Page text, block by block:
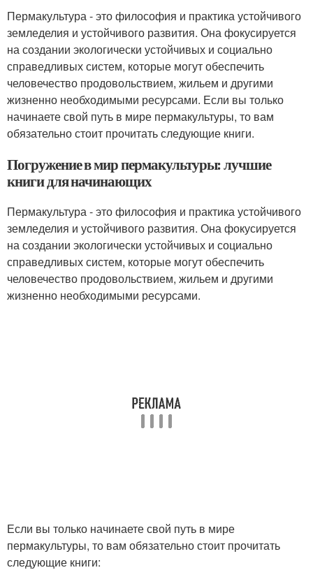
Пермакультура - это философия и практика устойчивого
земледелия и устойчивого развития. Она фокусируется
на создании экологически устойчивых и социально
справедливых систем, которые могут обеспечить
человечество продовольствием, жильем и другими
жизненно необходимыми ресурсами. Если вы только
начинаете свой путь в мире пермакультуры, то вам
обязательно стоит прочитать следующие книги.
Погружение в мир пермакультуры: лучшие
книги для начинающих
Пермакультура - это философия и практика устойчивого
земледелия и устойчивого развития. Она фокусируется
на создании экологически устойчивых и социально
справедливых систем, которые могут обеспечить
человечество продовольствием, жильем и другими
жизненно необходимыми ресурсами.
Если вы только начинаете свой путь в мире
пермакультуры, то вам обязательно стоит прочитать
следующие книги: